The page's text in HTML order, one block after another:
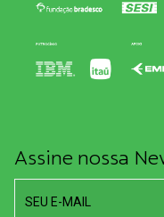
Assine nossa
SEU E-MAIL